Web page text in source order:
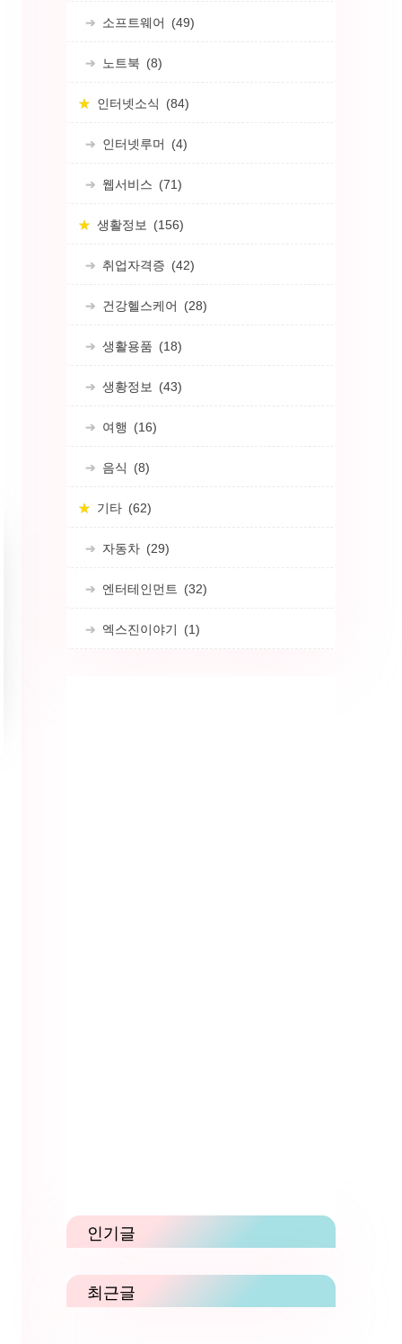
소프트웨어 (49)
노트북 (8)
인터넷소식 (84)
인터넷루머 (4)
웹서비스 (71)
생활정보 (156)
취업자격증 (42)
건강헬스케어 (28)
생활용품 (18)
생황정보 (43)
여행 (16)
음식 (8)
기타 (62)
자동차 (29)
엔터테인먼트 (32)
엑스진이야기 (1)
인기글
최근글